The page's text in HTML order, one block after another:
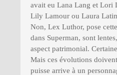
avait eu Lana Lang et Lori
Lily Lamour ou Laura
Non, Lex Luthor, pose
dans Superman, sont
aspect patrimonial.
Mais ces évolutions
puisse arrive à un